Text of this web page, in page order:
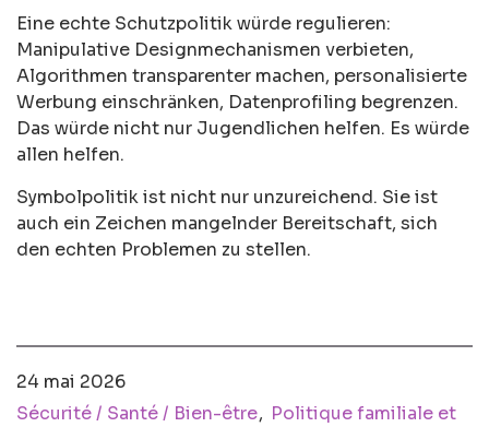
Eine echte Schutzpolitik würde regulieren:
Manipulative Designmechanismen verbieten,
Algorithmen transparenter machen, personalisierte
Werbung einschränken, Datenprofiling begrenzen.
Das würde nicht nur Jugendlichen helfen. Es würde
allen helfen.
Symbolpolitik ist nicht nur unzureichend. Sie ist
auch ein Zeichen mangelnder Bereitschaft, sich
den echten Problemen zu stellen.
24 mai 2026
Sécurité / Santé / Bien-être
Politique familiale et